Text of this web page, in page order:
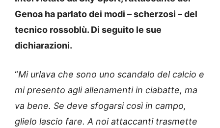
Genoa ha parlato dei modi – scherzosi – del
tecnico rossoblù. Di seguito le sue
dichiarazioni.
“Mi urlava che sono uno scandalo del calcio e
mi presento agli allenamenti in ciabatte, ma
va bene. Se deve sfogarsi così in campo,
glielo lascio fare. A noi attaccanti trasmette